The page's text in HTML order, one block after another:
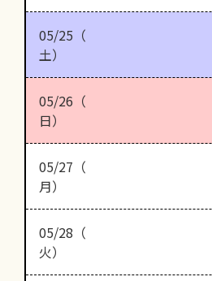
05/25（
土）
05/26（
日）
05/27（
月）
05/28（
火）